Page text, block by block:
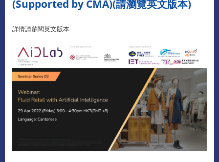
(Supported by CMA)(請瀏覽英文版本)
詳情請參閱英文版本